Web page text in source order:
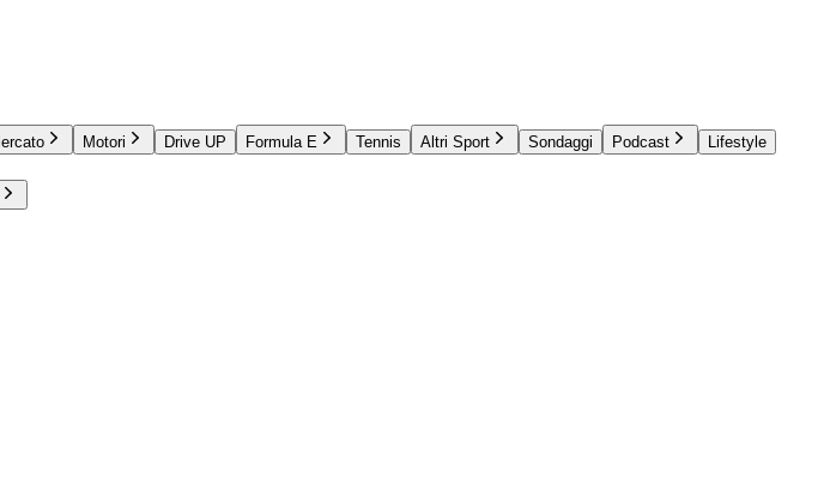
Motori Drive UP Formula E Tennis Altri Sport Sondaggi Podcast
Lifestyle